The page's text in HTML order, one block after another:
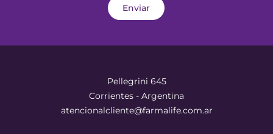
Enviar
Pellegrini 645
Corrientes - Argentina
atencionalcliente@farmalife.com.ar